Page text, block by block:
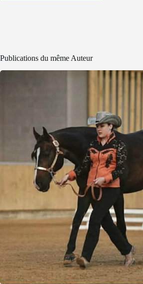
Publications du même Auteur